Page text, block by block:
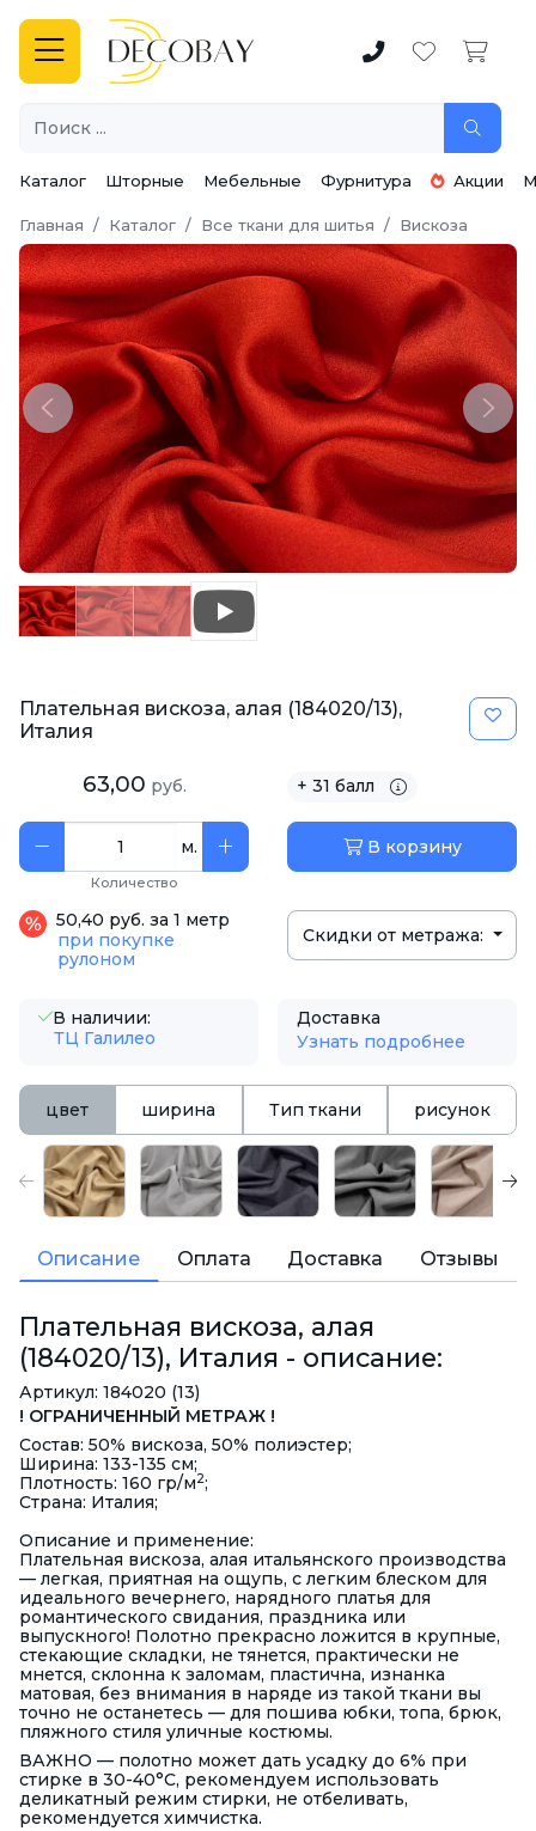
Каталог Шторные Мебельные Фурнитура Акции
Главная Каталог Все ткани для шитья Вискоза
Previous Next
Плательная вискоза, алая (184020/13),
Италия
63,00 руб. + 31 балл
м.
Количество
В корзину
50,40 руб. за 1 метр
при покупке
рулоном
Скидки от метража:
В наличии:
ТЦ Галилео
Доставка
Узнать подробнее
цвет ширина Тип ткани рисунок
Описание Оплата Доставка Отзывы
Плательная вискоза, алая
(184020/13), Италия - описание:
Артикул: 184020 (13)
! ОГРАНИЧЕННЫЙ МЕТРАЖ !
Состав: 50% вискоза, 50% полиэстер;
Ширина: 133-135 см;
Плотность: 160 гр/м2;
Страна: Италия;
Описание и применение:
Плательная вискоза, алая итальянского производства
— легкая, приятная на ощупь, с легким блеском для
идеального вечернего, нарядного платья для
романтического свидания, праздника или
выпускного! Полотно прекрасно ложится в крупные,
стекающие складки, не тянется, практически не
мнется, склонна к заломам, пластична, изнанка
матовая, без внимания в наряде из такой ткани вы
точно не останетесь — для пошива юбки, топа, брюк,
пляжного стиля уличные костюмы.
ВАЖНО — полотно может дать усадку до 6% при
стирке в 30-40°С, рекомендуем использовать
деликатный режим стирки, не отбеливать,
рекомендуется химчистка.